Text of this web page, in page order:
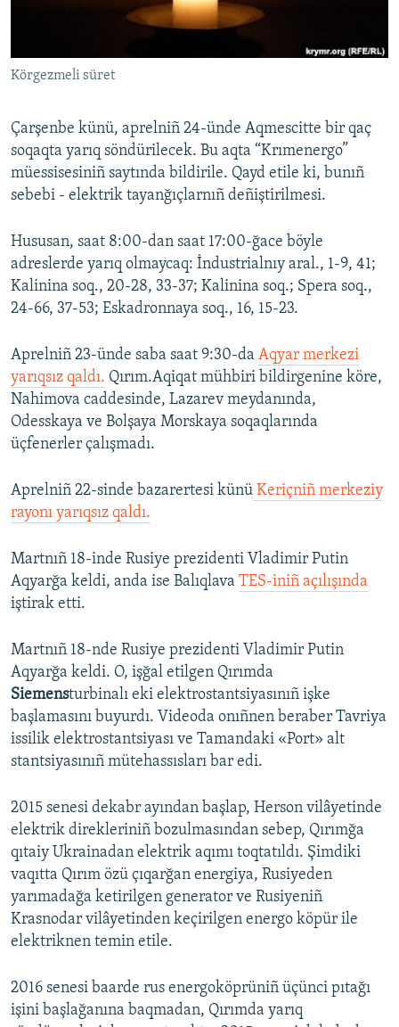
Українською
RFE/RS bütün saytları
Körgezmeli süret
Çarşenbe künü, aprelniñ 24-ünde Aqmescitte bir qaç
soqaqta yarıq söndürilecek. Bu aqta “Krımenergo”
müessisesiniñ saytında bildirile. Qayd etile ki, bunıñ
sebebi - elektrik tayanğıçlarnıñ deñiştirilmesi.
Hususan, saat 8:00-dan saat 17:00-ğace böyle
adreslerde yarıq olmaycaq: İndustrialnıy aral., 1-9, 41;
Kalinina soq., 20-28, 33-37; Kalinina soq.; Spera soq.,
24-66, 37-53; Eskadronnaya soq., 16, 15-23.
Aprelniñ 23-ünde saba saat 9:30-da Aqyar merkezi
yarıqsız qaldı. Qırım.Aqiqat mühbiri bildirgenine köre,
Nahimova caddesinde, Lazarev meydanında,
Odesskaya ve Bolşaya Morskaya soqaqlarında
üçfenerler çalışmadı.
Aprelniñ 22-sinde bazarertesi künü Keriçniñ merkeziy
rayonı yarıqsız qaldı.
Martnıñ 18-inde Rusiye prezidenti Vladimir Putin
Aqyarğa keldi, anda ise Balıqlava TES-iniñ açılışında
iştirak etti.
Martnıñ 18-nde Rusiye prezidenti Vladimir Putin
Aqyarğa keldi. O, işğal etilgen Qırımda
Siemensturbinalı eki elektrostantsiyasınıñ işke
başlamasını buyurdı. Videoda onıñnen beraber Tavriya
issilik elektrostantsiyası ve Tamandaki «Port» alt
stantsiyasınıñ mütehassısları bar edi.
2015 senesi dekabr ayından başlap, Herson vilâyetinde
elektrik direkleriniñ bozulmasından sebep, Qırımğa
qıtaiy Ukrainadan elektrik aqımı toqtatıldı. Şimdiki
vaqıtta Qırım özü çıqarğan energiya, Rusiyeden
yarımadağa ketirilgen generator ve Rusiyeniñ
Krasnodar vilâyetinden keçirilgen energo köpür ile
elektriknen temin etile.
2016 senesi baarde rus energoköprüniñ üçünci pıtağı
işini başlağanına baqmadan, Qırımda yarıq